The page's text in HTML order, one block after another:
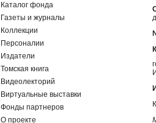
Каталог фонда
Газеты и журналы
Коллекции
Персоналии
Издатели
Томская книга
Видеолекторий
Виртуальные выставки
Фонды партнеров
О проекте